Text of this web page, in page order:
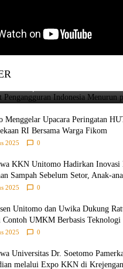
Menggelar Upacara Peringatan
RI Bersama Warga Fikom
2025 0
KKN Unitomo Hadirkan Inovasi
Sampah Sebelum Setor, Anak-
Lewat Game Edukatif di Desa
2025 0
Unitomo dan Uwika Dukung
Contoh UMKM Berbasis Teknologi
2025 0
Universitas Dr. Soetomo
melalui Expo KKN di